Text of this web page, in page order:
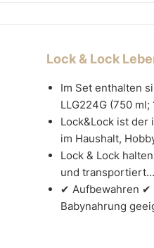
Lock & Lock
Im Set enthalten
LLG224G (750 ml;
Lock&Lock ist der
im Haushalt,
Lock & Lock
und transportiert...
✔ Aufbewahren ✔
Babynahrung